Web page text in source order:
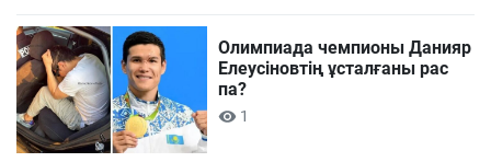
Олимпиада чемпионы Данияр
Елеусіновтің ұсталғаны рас
па?
1